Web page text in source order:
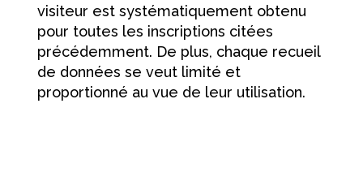
visiteur est systématiquement obtenu
pour toutes les inscriptions citées
précédemment. De plus, chaque recueil
de données se veut limité et
proportionné au vue de leur utilisation.